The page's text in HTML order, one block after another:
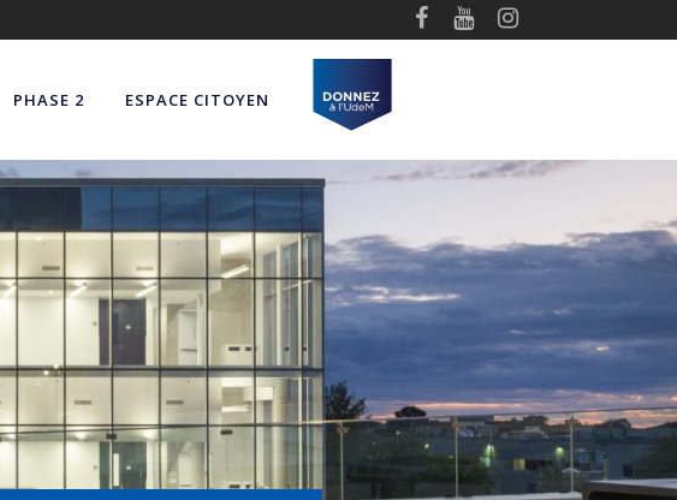
PHASE 2 ESPACE CITOYEN